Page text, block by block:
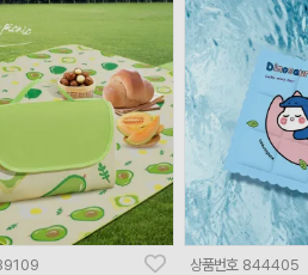
상품번호 844405